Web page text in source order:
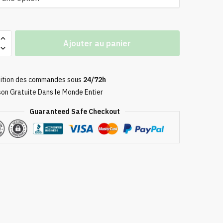
Ajouter au panier
des commandes sous 24/72h
Gratuite Dans le Monde Entier
Guaranteed Safe Checkout